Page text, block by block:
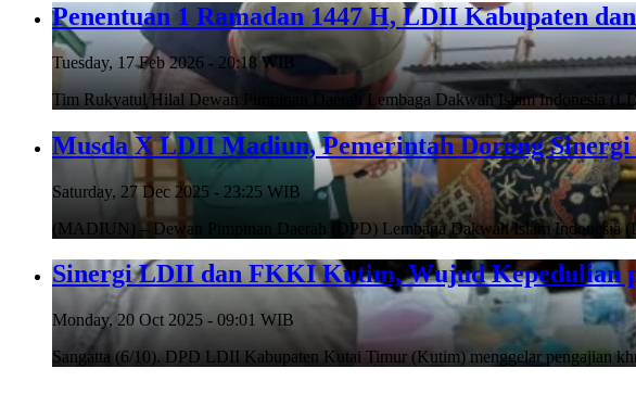
Penentuan 1 Ramadan 1447 H, LDII Kabupaten
Tuesday, 17 Feb 2026 - 20:18 WIB
Tim Rukyatul Hilal Dewan Pimpinan Daerah Lembaga Dakwah Islam Indonesia
Musda X LDII Madiun, Pemerintah Dorong Sinergi
Saturday, 27 Dec 2025 - 23:25 WIB
(MADIUN) – Dewan Pimpinan Daerah (DPD) Lembaga Dakwah Islam Indonesia
Sinergi LDII dan FKKI Kutim, Wujud Kepedulian
Monday, 20 Oct 2025 - 09:01 WIB
Sangatta (6/10). DPD LDII Kabupaten Kutai Timur (Kutim) menggelar pengajian